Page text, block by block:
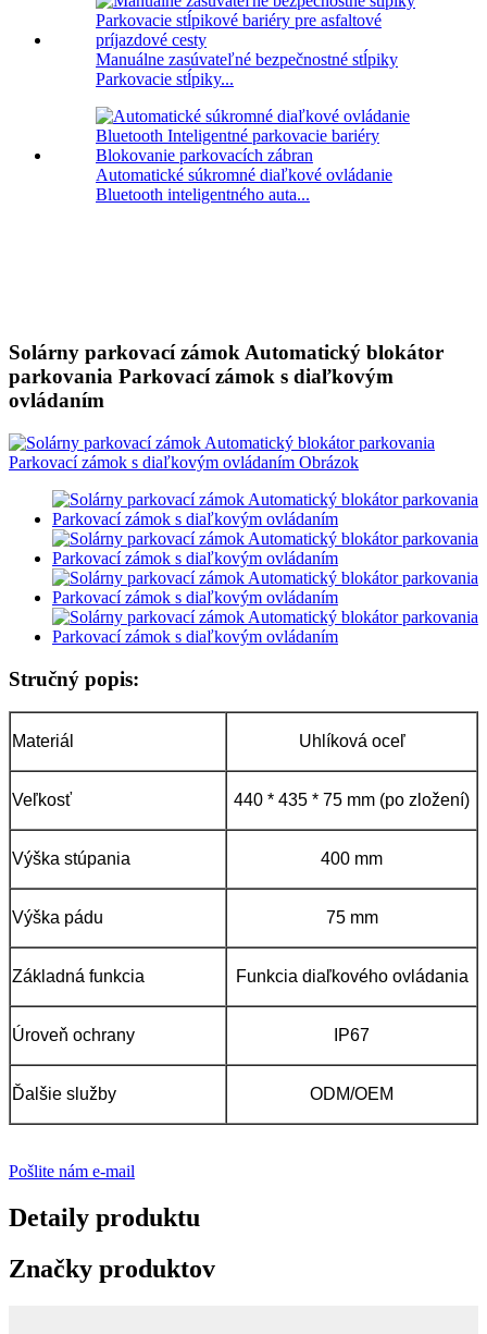
Manuálne zasúvateľné bezpečnostné stĺpiky
Parkovacie stĺpiky...
Automatické súkromné ​​diaľkové ovládanie
Bluetooth inteligentného auta...
Solárny parkovací zámok Automatický blokátor
parkovania Parkovací zámok s diaľkovým
ovládaním
Stručný popis:
Materiál Uhlíková oceľ
Veľkosť 440 * 435 * 75 mm (po zložení)
Výška stúpania 400 mm
Výška pádu 75 mm
Základná funkcia Funkcia diaľkového ovládania
Úroveň ochrany IP67
Ďalšie služby ODM/OEM
Pošlite nám e-mail
Detaily produktu
Značky produktov